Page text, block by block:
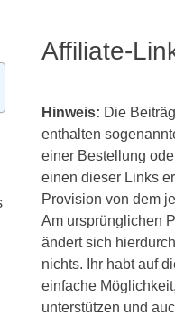
Affiliate-
Hinweis: Die
enthalten
einer Bestellung
einen dieser Links
Provision von dem
Am ursprünglichen
ändert sich
nichts. Ihr habt auf
einfache
unterstützen und